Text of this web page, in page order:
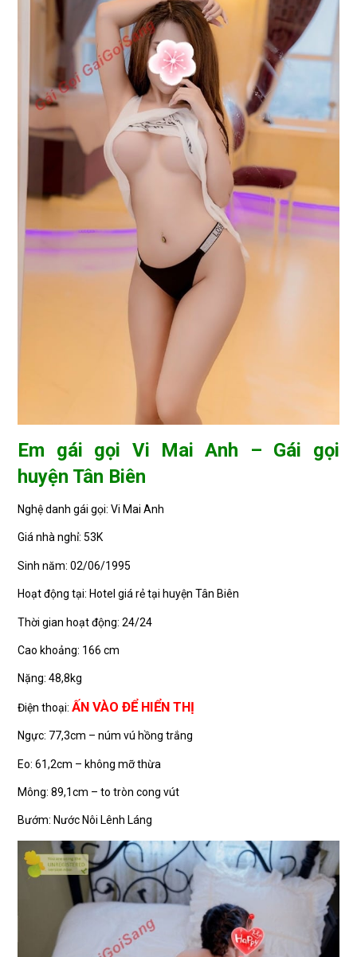
Em gái gọi Vi Mai Anh – Gái gọi
huyện Tân Biên
Nghệ danh gái gọi: Vi Mai Anh
Giá nhà nghỉ: 53K
Sinh năm: 02/06/1995
Hoạt động tại: Hotel giá rẻ tại huyện Tân Biên
Thời gian hoạt động: 24/24
Cao khoảng: 166 cm
Nặng: 48,8kg
Điện thoại:ẤN VÀO ĐỂ HIỂN THỊ
Ngực: 77,3cm – núm vú hồng trắng
Eo: 61,2cm – không mỡ thừa
Mông: 89,1cm – to tròn cong vút
Bướm: Nước Nôi Lênh Láng